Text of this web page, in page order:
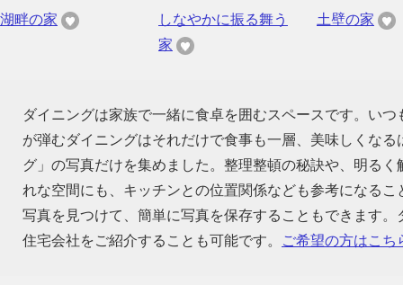
湖畔の家
しなやかに振る舞う
家
土壁の家
ダイニングは家族で一緒に食卓を囲むスペースです。い
が弾むダイニングはそれだけで食事も一層、美味しくな
グ」の写真だけを集めました。整理整頓の秘訣や、明る
れな空間にも、キッチンとの位置関係なども参考になる
写真を見つけて、簡単に写真を保存することもできます
住宅会社をご紹介することも可能です。
ご希望の方はこち